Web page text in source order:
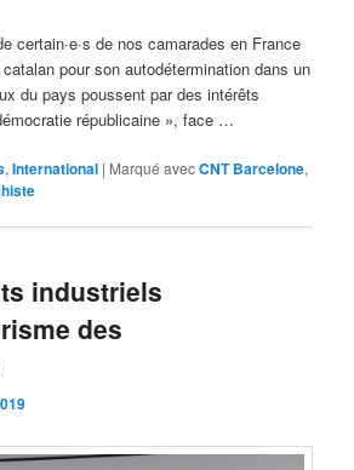
certain·e·s de nos camarades en France
pour son autodétermination dans un
du pays poussent par des intérêts
républicaine », face …
,International | Marqué avecCNT Barcelone,
industriels
des